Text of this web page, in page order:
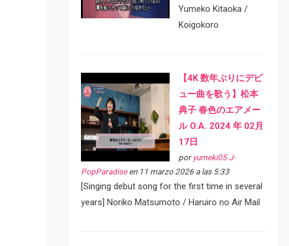
Yumeko Kitaoka /
Koigokoro
【4K 数年ぶりにデビ
ュー曲を歌う】松本
典子 春色のエアメー
ル O.A. 2024 年 02月
17日
por yumeki05 J-
PopParadiseen 11 marzo 2026 a las 5:33
[Singing debut song for the first time in several
years] Noriko Matsumoto / Haruiro no Air Mail